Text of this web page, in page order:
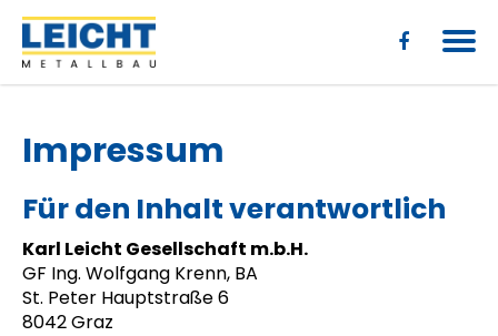
Impressum
Für den Inhalt verantwortlich
Karl Leicht Gesellschaft m.b.H.
GF Ing. Wolfgang Krenn, BA
St. Peter Hauptstraße 6
8042 Graz